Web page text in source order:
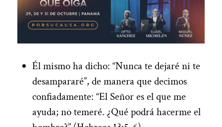
Él mismo ha dicho: “Nunca te dejaré ni te
desampararé”, de manera que decimos
confiadamente: “El Señor es el que me
ayuda; no temeré. ¿Qué podrá hacerme el